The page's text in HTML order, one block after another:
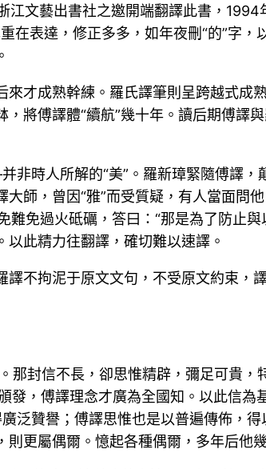
江文藝出書社之邀開端翻譯此書，
表達，修正多多，如年夜刪“的”字，
來才成熟幹練。羅氏譯筆則呈跨越式
將傅譯體“續航”幾十年。讀后期傅譯
非時人所解的“美”。羅新璋緊隨傅譯
師，曾因“雅”而受質疑，有人當面問
難免過火砥礪，答曰：“那是為了防止
以此精力往翻譯，確切難以速譯。
不拘泥于原文文句，不受原文約束
那封信不長，卻思惟精辟，彌足可貴
發，傅譯理念才廣為全國知。以此信
泛贊譽；傅譯思惟也是以普遍傳佈，
更屬偶爾。憶起各種偶爾，多年后他